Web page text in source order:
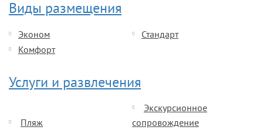
Виды размещения
Эконом
Стандарт
Комфорт
Услуги и развлечения
Пляж
Экскурсионное
сопровождение